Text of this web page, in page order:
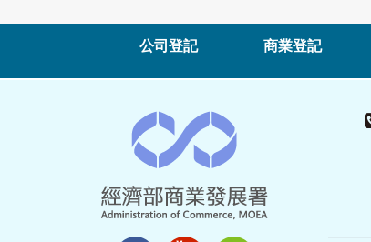
公司登記 商業登記